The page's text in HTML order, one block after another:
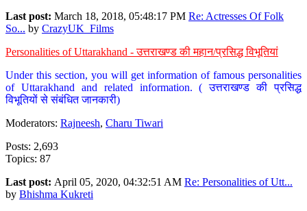
Last post: March 18, 2018, 05:48:17 PM Re: Actresses Of Folk
So... by CrazyUK_Films
Personalities of Uttarakhand - उत्तराखण्ड की महान/प्रसिद्ध विभूतियां
Under this section, you will get information of famous personalities
of Uttarakhand and related information. ( उत्तराखण्ड की प्रसिद्ध
विभूतियों से संबंधित जानकारी)
Moderators: Rajneesh, Charu Tiwari
Posts: 2,693
Topics: 87
Last post: April 05, 2020, 04:32:51 AM Re: Personalities of Utt...
by Bhishma Kukreti